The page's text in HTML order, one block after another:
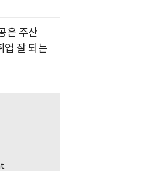
은 주산
잘 되는